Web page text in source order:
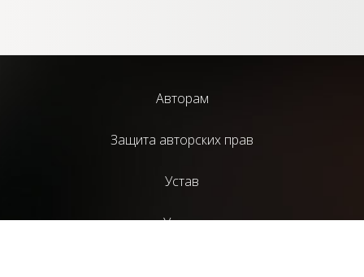
Авторам
Защита авторских прав
Устав
Услуги